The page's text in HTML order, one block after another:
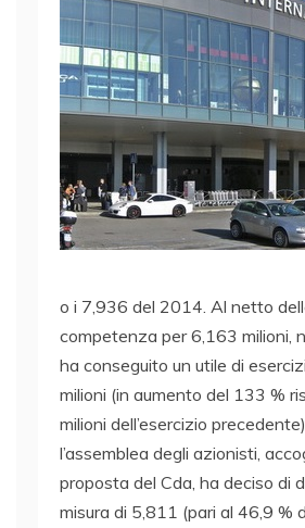
o i 7,936 del 2014. Al netto
competenza per 6,163 milioni,
ha conseguito un utile di
milioni (in aumento del 133 %
milioni dell’esercizio
l’assemblea degli azionisti,
proposta del Cda, ha deciso di
misura di 5,811 (pari al 46,9 %